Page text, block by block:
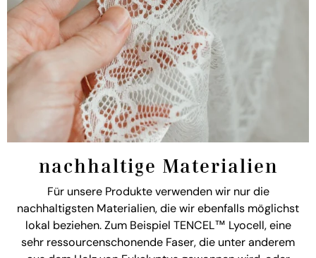
nachhaltige Materialien
Für unsere Produkte verwenden wir nur die
nachhaltigsten Materialien, die wir ebenfalls möglichst
lokal beziehen. Zum Beispiel TENCEL™ Lyocell, eine
sehr ressourcenschonende Faser, die unter anderem